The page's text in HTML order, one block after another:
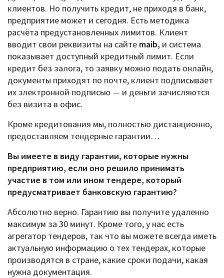
клиентов. Но получить кредит, не приходя в банк,
предприятие может и сегодня. Есть методика
расчёта предустановленных лимитов. Клиент
вводит свои реквизиты на сайте maib, и система
показывает доступный кредитный лимит. Если
кредит без залога, то заявку можно подать онлайн,
документы приходят по почте, клиент подписывает
их электронной подписью — и деньги зачисляются
без визита в офис.
Кроме кредитования мы, полностью дистанционно,
предоставляем тендерные гарантии…
Вы имеете в виду гарантии, которые нужны
предприятию, если оно решило принимать
участие в том или ином тендере, который
предусматривает банковскую гарантию?
Абсолютно верно. Гарантию вы получите удаленно
максимум за 30 минут. Кроме того, у нас есть
агрегатор тендеров, так что вы можете всегда иметь
актуальную информацию о тех тендерах, которые
производятся в стране, какие сроки подачи, какая
нужна документация.